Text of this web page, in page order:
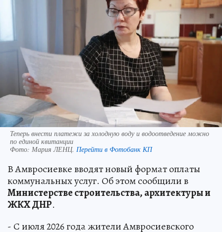
Теперь внести платежи за холодную воду и водоотведение можно
по единой квитанции
Фото: Мария ЛЕНЦ. Перейти в Фотобанк КП
В Амвросиевке вводят новый формат оплаты
коммунальных услуг. Об этом сообщили в
Министерстве строительства, архитектуры и
ЖКХ ДНР.
- С июля 2026 года жители Амвросиевского